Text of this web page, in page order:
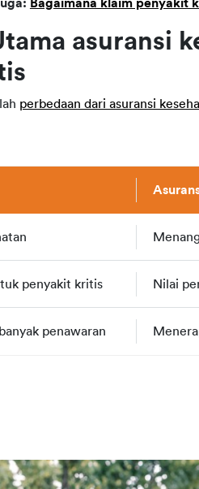
Bagaimana klaim penyakit
asuransi
perbedaan dari asuransi
penyakit kritis Nilai
penawaran